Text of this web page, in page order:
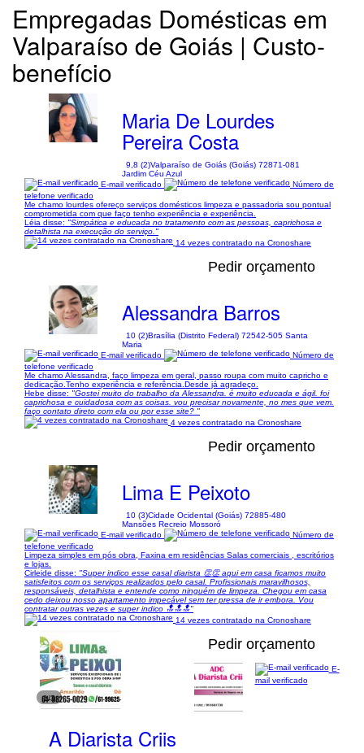
Empregadas Domésticas em
Valparaíso de Goiás | Custo-
benefício
Maria De Lourdes
Pereira Costa
9,8 (2)Valparaíso de Goiás (Goiás) 72871-081
Jardim Céu Azul
E-mail verificado
Número de
telefone verificado
Me chamo lourdes ofereço serviços domésticos limpeza e passadoria sou pontual
comprometida com que faço tenho experiência e experiência.
Léia disse: "Simpática e educada no tratamento com as pessoas, caprichosa e
detalhista na execução do serviço."
14 vezes contratado na Cronoshare
Pedir orçamento
Alessandra Barros
10 (2)Brasília (Distrito Federal) 72542-505 Santa
Maria
E-mail verificado
Número de
telefone verificado
Me chamo Alessandra, faço limpeza em geral, passo roupa com muito capricho e
dedicação.Tenho experiência e referência.Desde já agradeço.
Hebe disse: "Gostei muito do trabalho da Alessandra. é muito educada e ágil. foi
caprichosa e cuidadosa com as coisas. vou precisar novamente, no mes que vem.
faço contato direto com ela ou por esse site? "
4 vezes contratado na Cronoshare
Pedir orçamento
Lima E Peixoto
10 (3)Cidade Ocidental (Goiás) 72885-480
Mansões Recreio Mossoró
E-mail verificado
Número de
telefone verificado
Limpeza simples em pós obra, Faxina em residências Salas comerciais , escritórios
e lojas.
Cirleide disse: "Super indico esse casal diarista 👏👏 aqui em casa ficamos muito
satisfeitos com os serviços realizados pelo casal. Profissionais maravilhosos,
responsáveis, detalhista e entende como ninguém de limpeza. Chegou em casa
cedo deixou nosso apartamento impecável sem ter pressa de ir embora. Vou
contratar outras vezes e super indico 🔝🔝🔝"
14 vezes contratado na Cronoshare
1/3
Pedir orçamento
A Diarista Criis
E-
mail verificado